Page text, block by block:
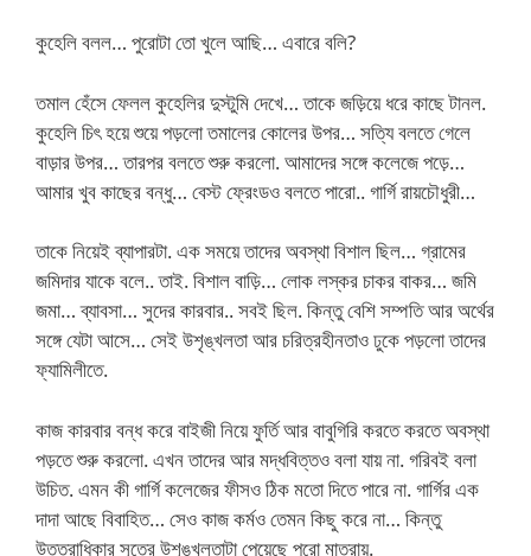
কুহেলি বলল… পুরোটা তো খুলে আছি… এবারে বলি?
তমাল হেঁসে ফেলল কুহেলির দুস্টুমি দেখে… তাকে জড়িয়ে ধরে কাছে টানল.
কুহেলি চিৎ হয়ে শুয়ে পড়লো তমালের কোলের উপর… সত্যি বলতে গেলে
বাড়ার উপর… তারপর বলতে শুরু করলো. আমাদের সঙ্গে কলেজে পড়ে…
আমার খুব কাছের বন্ধু… বেস্ট ফ্রেংডও বলতে পারো.. গার্গি রায়চৌধুরী…
তাকে নিয়েই ব্যাপারটা. এক সময়ে তাদের অবস্থা বিশাল ছিল… গ্রামের
জমিদার যাকে বলে.. তাই. বিশাল বাড়ি… লোক লস্কর চাকর বাকর… জমি
জমা… ব্যাবসা… সুদের কারবার.. সবই ছিল. কিন্তু বেশি সম্পতি আর অর্থের
সঙ্গে যেটা আসে… সেই উশৃঙ্খলতা আর চরিত্রহীনতাও ঢুকে পড়লো তাদের
ফ্যামিলীতে.
কাজ কারবার বন্ধ করে বাইজী নিয়ে ফুর্তি আর বাবুগিরি করতে করতে অবস্থা
পড়তে শুরু করলো. এখন তাদের আর মদ্ধবিত্তও বলা যায় না. গরিবই বলা
উচিত. এমন কী গার্গি কলেজের ফীসও ঠিক মতো দিতে পারে না. গার্গির এক
দাদা আছে বিবাহিত… সেও কাজ কর্মও তেমন কিছু করে না… কিন্তু
উত্তরাধিকার সূত্রে উশৃঙ্খলতাটা পেয়েছে পুরো মাত্রায়.